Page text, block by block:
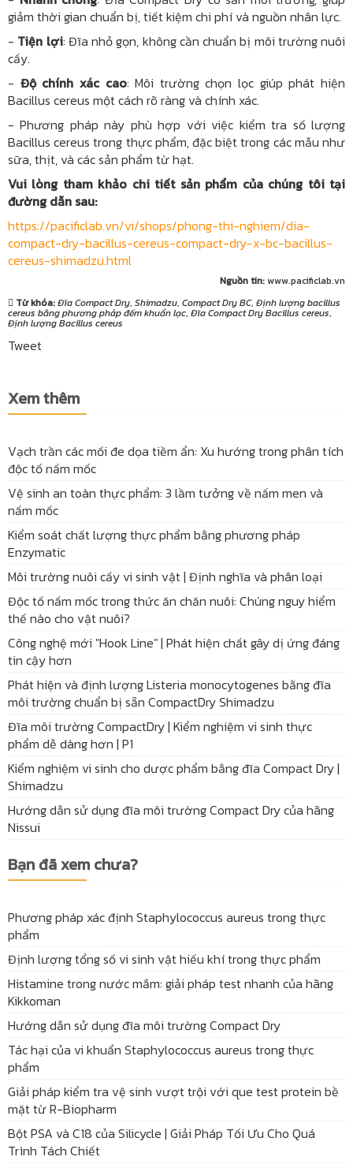
giảm thời gian chuẩn bị, tiết kiệm chi phí và nguồn nhân lực.
- Tiện lợi: Đĩa nhỏ gọn, không cần chuẩn bị môi trường nuôi
cấy.
- Độ chính xác cao: Môi trường chọn lọc giúp phát hiện
Bacillus cereus một cách rõ ràng và chính xác.
- Phương pháp này phù hợp với việc kiểm tra số lượng
Bacillus cereus trong thực phẩm, đặc biệt trong các mẫu như
sữa, thịt, và các sản phẩm từ hạt.
Vui lòng tham khảo chi tiết sản phẩm của chúng tôi tại
đường dẫn sau:
https://pacificlab.vn/vi/shops/phong-thi-nghiem/dia-
compact-dry-bacillus-cereus-compact-dry-x-bc-bacillus-
cereus-shimadzu.html
Nguồn tin:www.pacificlab.vn
Từ khóa:Đĩa Compact Dry, Shimadzu, Compact Dry BC, Định lượng bacillus
cereus bằng phương pháp đếm khuẩn lạc, Đĩa Compact Dry Bacillus cereus,
Định lượng Bacillus cereus
Tweet
Xem thêm
Vạch trần các mối đe dọa tiềm ẩn: Xu hướng trong phân tích
độc tố nấm mốc
Vệ sinh an toàn thực phẩm: 3 lầm tưởng về nấm men và
nấm mốc
Kiểm soát chất lượng thực phẩm bằng phương pháp
Enzymatic
Môi trường nuôi cấy vi sinh vật | Định nghĩa và phân loại
Độc tố nấm mốc trong thức ăn chăn nuôi: Chúng nguy hiểm
thế nào cho vật nuôi?
Công nghệ mới "Hook Line" | Phát hiện chất gây dị ứng đáng
tin cậy hơn
Phát hiện và định lượng Listeria monocytogenes bằng đĩa
môi trường chuẩn bị sẵn CompactDry Shimadzu
Đĩa môi trường CompactDry | Kiểm nghiệm vi sinh thực
phẩm dễ dàng hơn | P1
Kiểm nghiệm vi sinh cho dược phẩm bằng đĩa Compact Dry |
Shimadzu
Hướng dẫn sử dụng đĩa môi trường Compact Dry của hãng
Nissui
Bạn đã xem chưa?
Phương pháp xác định Staphylococcus aureus trong thực
phẩm
Định lượng tổng số vi sinh vật hiếu khí trong thực phẩm
Histamine trong nước mắm: giải pháp test nhanh của hãng
Kikkoman
Hướng dẫn sử dụng đĩa môi trường Compact Dry
Tác hại của vi khuẩn Staphylococcus aureus trong thực
phẩm
Giải pháp kiểm tra vệ sinh vượt trội với que test protein bề
mặt từ R-Biopharm
Bột PSA và C18 của Silicycle | Giải Pháp Tối Ưu Cho Quá
Trình Tách Chiết